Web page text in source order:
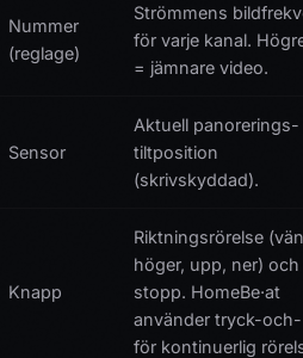
Nummer
(reglage)
Strömmens
för varje kanal.
= jämnare video.
Sensor
Aktuell
tiltposition
(skrivskyddad).
Knapp
Riktningsrörelse
höger, upp, ner) och
stopp. HomeBe·at
använder tryck-
för kontinuerlig